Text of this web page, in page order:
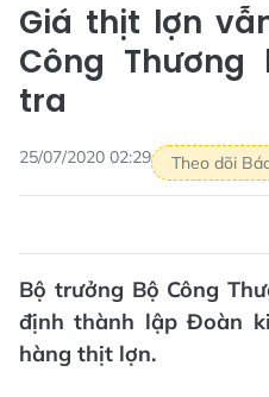
Giá thịt lợn
Công
tra
25/07/2020 02:29 Theo dõi
Bộ trưởng Bộ Công
định thành lập Đoàn
hàng thịt lợn.